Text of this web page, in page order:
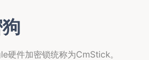
硬件加密锁统称为CmStick。